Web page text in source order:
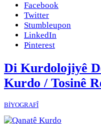
Facebook
Twitter
Stumbleupon
LinkedIn
Pinterest
Di Kurdolojiyê
Kurdo / Tosinê
BİYOGRAFÎ